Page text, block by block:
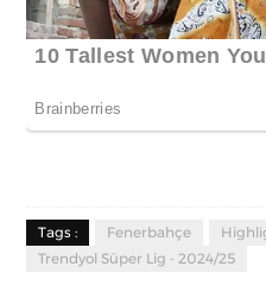
Tags : Fenerbahçe
Trendyol Süper Lig - 2024/25